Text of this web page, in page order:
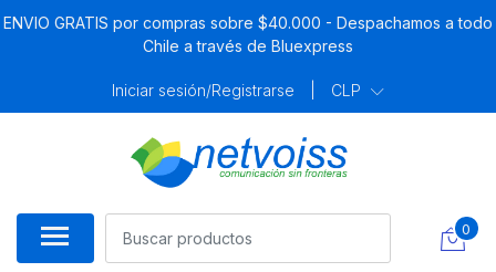
ENVIO GRATIS por compras sobre $40.000 - Despachamos a todo
Chile a través de Bluexpress
Iniciar sesión/Registrarse CLP
0